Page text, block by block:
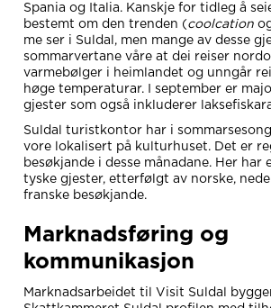
Spania og Italia. Kanskje for tidleg å
bestemt om den trenden (coolcation
me ser i Suldal, men mange av desse
sommarvertane våre at dei reiser
varmebølger i heimlandet og unngår
høge temperaturar. I september er
gjester som også inkluderer
Suldal turistkontor har i
vore lokalisert på kulturhuset. Det er
besøkjande i desse månadane. Her har
tyske gjester, etterfølgt av norske,
franske besøkjande.
Marknadsføring og
kommunikasjon
Marknadsarbeidet til Visit Suldal